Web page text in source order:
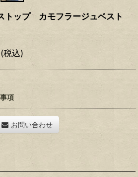
トップ カモフラージュベスト
(税込)
項
お問い合わせ